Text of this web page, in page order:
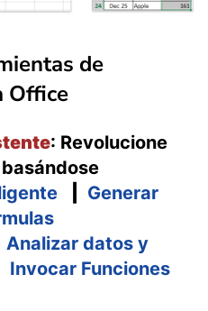
de
Office
: Revolucione
Generar
Analizar datos y
Invocar Funciones